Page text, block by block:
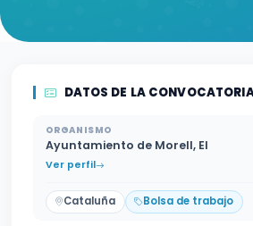
DATOS DE LA
ORGANISMO
Ayuntamiento de Morell, El
Ver perfil
Cataluña Bolsa de trabajo